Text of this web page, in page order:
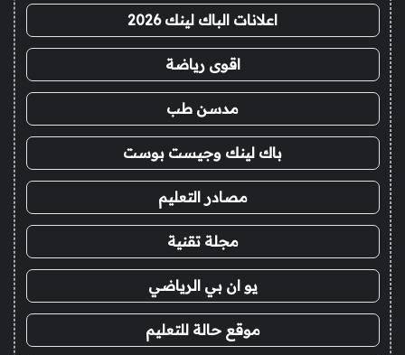
اعلانات الباك لينك 2026
اقوى رياضة
مدسن طب
باك لينك وجيست بوست
مصادر التعليم
مجلة تقنية
يو ان بي الرياضي
موقع حالة للتعليم